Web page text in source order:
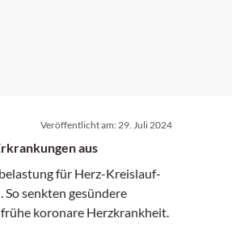
Veröffentlicht am: 29. Juli 2024
aus
für Herz-Kreislauf-
senkten gesündere
koronare Herzkrankheit.